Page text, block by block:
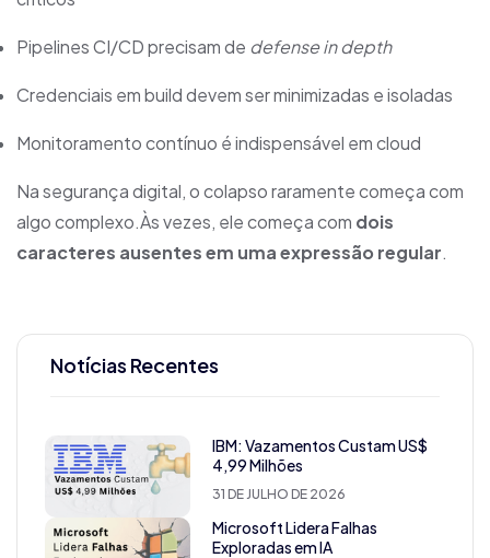
Pipelines CI/CD precisam de defense in depth
Credenciais em build devem ser minimizadas e isoladas
Monitoramento contínuo é indispensável em cloud
Na segurança digital, o colapso raramente começa com
algo complexo.Às vezes, ele começa com dois
caracteres ausentes em uma expressão regular.
Notícias Recentes
IBM: Vazamentos Custam US$
4,99 Milhões
31 DE JULHO DE 2026
Microsoft Lidera Falhas
Exploradas em IA